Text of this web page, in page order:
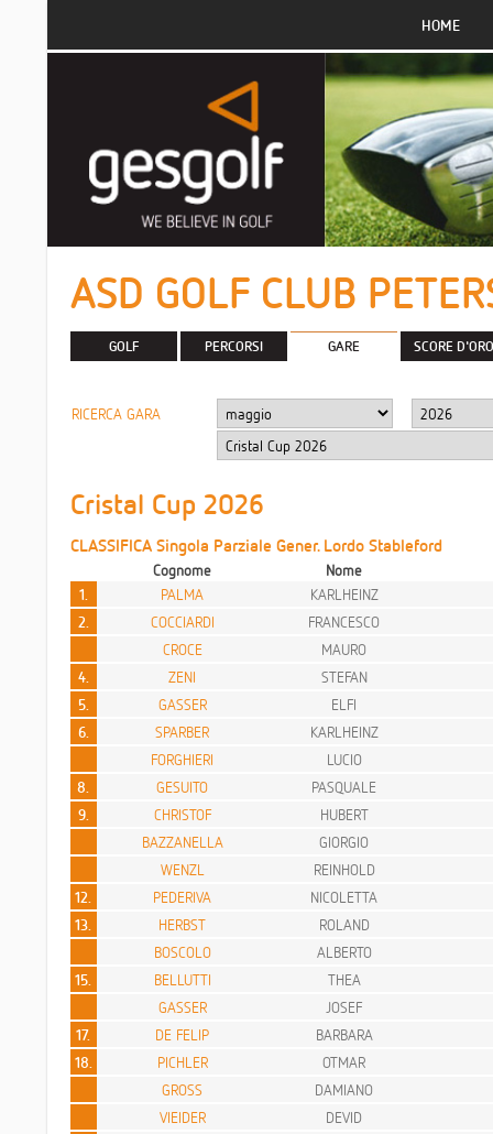
HOME
ASD GOLF CLUB
GOLF PERCORSI GARE SCORE D'ORO
RICERCA GARA
Cristal Cup 2026
CLASSIFICA Singola Parziale Gener. Lordo Stableford
Cognome
Nome
1.
PALMA
KARLHEINZ
2.
COCCIARDI
FRANCESCO
CROCE
MAURO
4.
ZENI
STEFAN
5.
GASSER
ELFI
6.
SPARBER
KARLHEINZ
FORGHIERI
LUCIO
8.
GESUITO
PASQUALE
9.
CHRISTOF
HUBERT
BAZZANELLA
GIORGIO
WENZL
REINHOLD
12.
PEDERIVA
NICOLETTA
13.
HERBST
ROLAND
BOSCOLO
ALBERTO
15.
BELLUTTI
THEA
GASSER
JOSEF
17.
DE FELIP
BARBARA
18.
PICHLER
OTMAR
GROSS
DAMIANO
VIEIDER
DEVID